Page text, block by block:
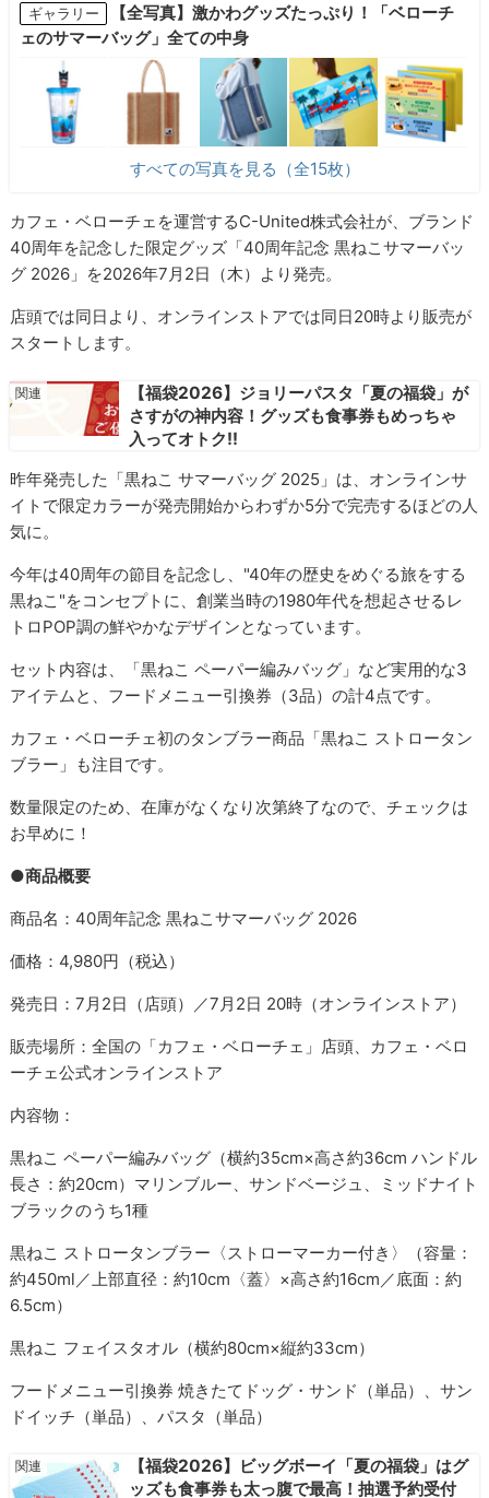
ギャラリー
【全写真】激かわグッズたっぷり！「ベローチ
ェのサマーバッグ」全ての中身
すべての写真を見る（全15枚）
カフェ・ベローチェを運営するC-United株式会社が、ブランド
40周年を記念した限定グッズ「40周年記念 黒ねこサマーバッ
グ 2026」を2026年7月2日（木）より発売。
店頭では同日より、オンラインストアでは同日20時より販売が
スタートします。
【福袋2026】ジョリーパスタ「夏の福袋」が
さすがの神内容！グッズも食事券もめっちゃ
入ってオトク!!
昨年発売した「黒ねこ サマーバッグ 2025」は、オンラインサ
イトで限定カラーが発売開始からわずか5分で完売するほどの人
気に。
今年は40周年の節目を記念し、"40年の歴史をめぐる旅をする
黒ねこ"をコンセプトに、創業当時の1980年代を想起させるレ
トロPOP調の鮮やかなデザインとなっています。
セット内容は、「黒ねこ ペーパー編みバッグ」など実用的な3
アイテムと、フードメニュー引換券（3品）の計4点です。
カフェ・ベローチェ初のタンブラー商品「黒ねこ ストロータン
ブラー」も注目です。
数量限定のため、在庫がなくなり次第終了なので、チェックは
お早めに！
●商品概要
商品名：40周年記念 黒ねこサマーバッグ 2026
価格：4,980円（税込）
発売日：7月2日（店頭）／7月2日 20時（オンラインストア）
販売場所：全国の「カフェ・ベローチェ」店頭、カフェ・ベロ
ーチェ公式オンラインストア
内容物：
黒ねこ ペーパー編みバッグ（横約35cm×高さ約36cm ハンドル
長さ：約20cm）マリンブルー、サンドベージュ、ミッドナイト
ブラックのうち1種
黒ねこ ストロータンブラー〈ストローマーカー付き〉（容量：
約450ml／上部直径：約10cm〈蓋〉×高さ約16cm／底面：約
6.5cm）
黒ねこ フェイスタオル（横約80cm×縦約33cm）
フードメニュー引換券 焼きたてドッグ・サンド（単品）、サン
ドイッチ（単品）、パスタ（単品）
【福袋2026】ビッグボーイ「夏の福袋」はグ
ッズも食事券も太っ腹で最高！抽選予約受付